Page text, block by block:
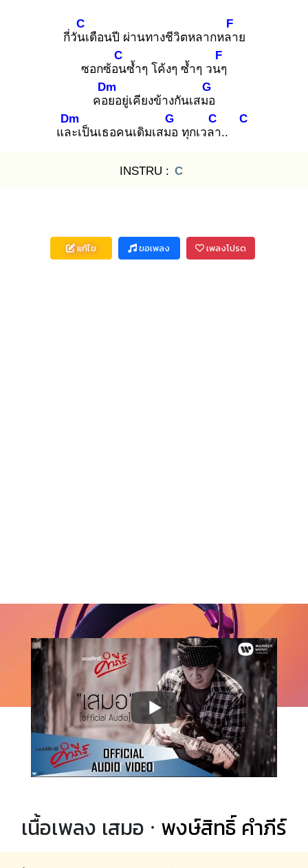
กี่วันเ
C
ดือนปี ผ่านทางชีวิตหลากหลา
F
ย
ซอกซ้อน
C
ซ้ำๆ โค้งๆ ซ้ำๆ วนๆ
F
คอย
Dm
อยู่เคียงข้างกันเสมอ
G
และ
Dm
เป็นเธอคนเดิมเสมอ
G
ทุกเวลา
C
..
C
INSTRU : C
แก้ไข ขอเพลง เพลงโปรด
เนื้อเพลง เสมอ · พงษ์สิทธิ์ คำภีร์